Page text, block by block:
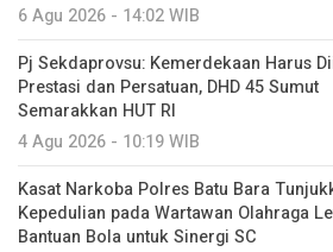
6 Agu 2026 - 14:02 WIB
Pj Sekdaprovsu: Kemerdekaan Harus
Prestasi dan Persatuan, DHD 45 Sumut
Semarakkan HUT RI
4 Agu 2026 - 10:19 WIB
Kasat Narkoba Polres Batu Bara
Kepedulian pada Wartawan Olahraga
Bantuan Bola untuk Sinergi SC